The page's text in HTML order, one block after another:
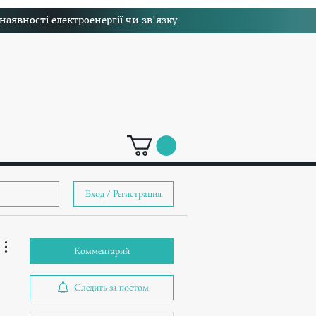
електроенергії чи зв'язку.
Вход / Регистрация
Комментарий
Следить за постом